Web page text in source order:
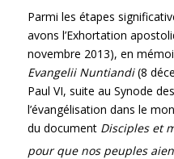
Parmi les étapes
avons l’Exhortation
novembre 2013), en
Evangelii Nuntiandi(8
Paul VI, suite au Synode
l’évangélisation dans le
du document Disciples et
pour que nos peuples